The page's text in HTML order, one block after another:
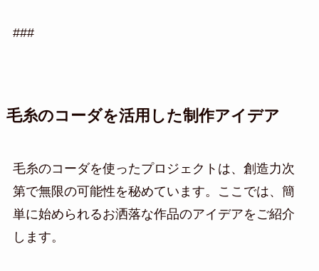
###
毛糸のコーダを活用した制作アイデア
毛糸のコーダを使ったプロジェクトは、創造力次
第で無限の可能性を秘めています。ここでは、簡
単に始められるお洒落な作品のアイデアをご紹介
します。